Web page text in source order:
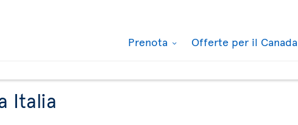
Prenota Offerte per il Canada
Italia